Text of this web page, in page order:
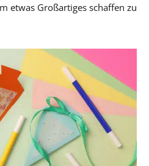
etwas Großartiges schaffen zu